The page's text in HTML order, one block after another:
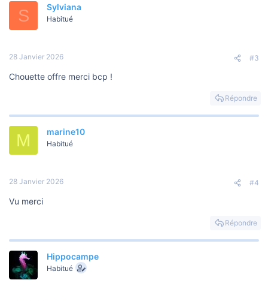
S Sylviana
Habitué
28 Janvier 2026 #3
Chouette offre merci bcp !
Répondre
M marine10
Habitué
28 Janvier 2026 #4
Vu merci
Répondre
Hippocampe
Habitué